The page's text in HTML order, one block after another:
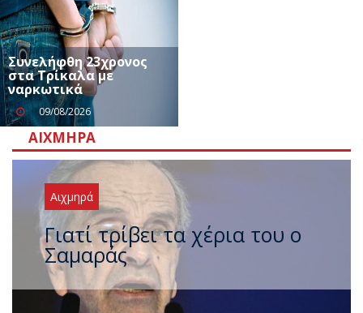
Συνελήφθη 23χρονος
στα Τρίκαλα με
ναρκωτικά
09/08/2026
ΑΙΧΜΗΡΆ
Αιχμηρά
Ξαναχτύπησαν